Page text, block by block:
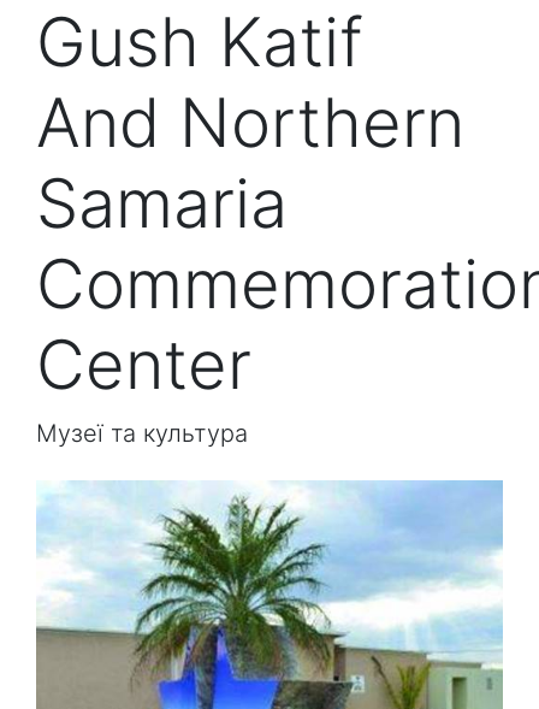
Gush Katif
And Northern
Samaria
Center
Музеї та культура